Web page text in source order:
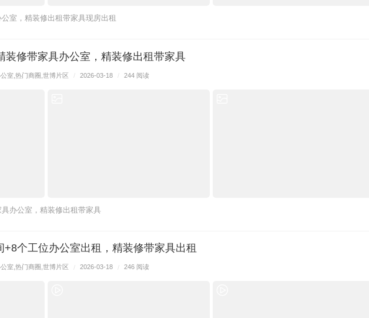
室，精装修出租带家具现房出租
装修带家具办公室，精装修出租带家具
室 热门商圈 世博片区 / 2026-03-18 / 244 阅读
办公室，精装修出租带家具
个工位办公室出租，精装修带家具出租
室,热门商圈 ,世博片区 / 2026-03-18 / 246 阅读